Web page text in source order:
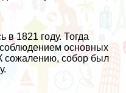
в 1821 году. Тогда
соблюдением основных
сожалению, собор был